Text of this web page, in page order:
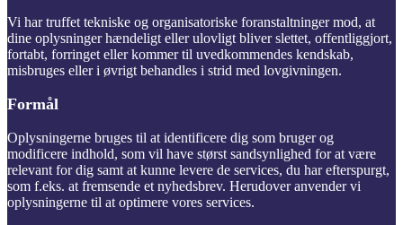
Vi har truffet tekniske og organisatoriske foranstaltninger mod, at
dine oplysninger hændeligt eller ulovligt bliver slettet, offentliggjort,
fortabt, forringet eller kommer til uvedkommendes kendskab,
misbruges eller i øvrigt behandles i strid med lovgivningen.
Formål
Oplysningerne bruges til at identificere dig som bruger og
modificere indhold, som vil have størst sandsynlighed for at være
relevant for dig samt at kunne levere de services, du har efterspurgt,
som f.eks. at fremsende et nyhedsbrev. Herudover anvender vi
oplysningerne til at optimere vores services.